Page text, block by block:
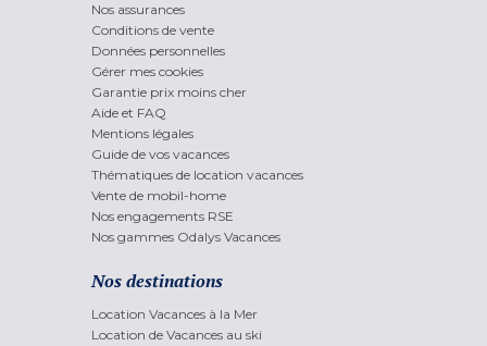
Nos assurances
Conditions de vente
Données personnelles
Gérer mes cookies
Garantie prix moins cher
Aide et FAQ
Mentions légales
Guide de vos vacances
Thématiques de location vacances
Vente de mobil-home
Nos engagements RSE
Nos gammes Odalys Vacances
Nos destinations
Location Vacances à la Mer
Location de Vacances au ski